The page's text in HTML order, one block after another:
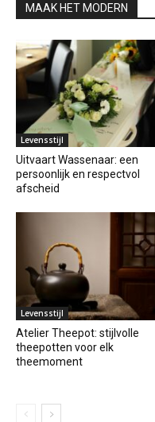
MAAK HET MODERN
Levensstijl
Uitvaart Wassenaar: een
persoonlijk en respectvol
afscheid
Levensstijl
Atelier Theepot: stijlvolle
theepotten voor elk
theemoment